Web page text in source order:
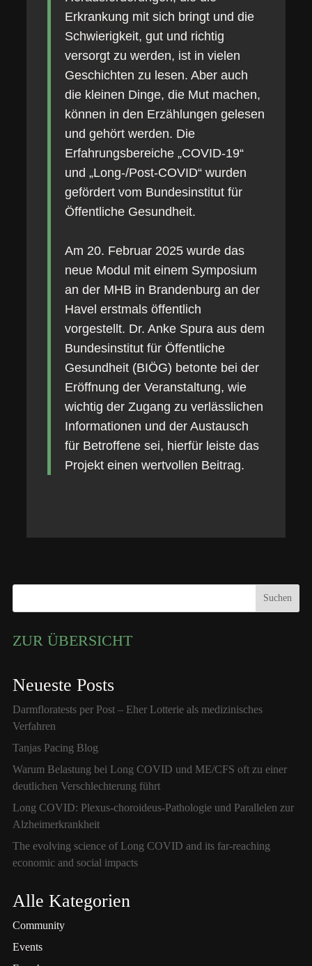
Erkrankung mit sich bringt und die
Schwierigkeit, gut und richtig
versorgt zu werden, ist in vielen
Geschichten zu lesen. Aber auch
die kleinen Dinge, die Mut machen,
können in den Erzählungen gelesen
und gehört werden. Die
Erfahrungsbereiche „COVID-19“
und „Long-/Post-COVID“ wurden
gefördert vom Bundesinstitut für
Öffentliche Gesundheit.
Am 20. Februar 2025 wurde das
neue Modul mit einem Symposium
an der MHB in Brandenburg an der
Havel erstmals öffentlich
vorgestellt. Dr. Anke Spura aus dem
Bundesinstitut für Öffentliche
Gesundheit (BIÖG) betonte bei der
Eröffnung der Veranstaltung, wie
wichtig der Zugang zu verlässlichen
Informationen und der Austausch
für Betroffene sei, hierfür leiste das
Projekt einen wertvollen Beitrag.
Suchen
ZUR ÜBERSICHT
Neueste Posts
Darmfloratests per Post – Eher Lotterie als medizinisches
Verfahren
Tanjas Pacing Blog
Warum Belastung bei Long COVID und ME/CFS oft zu einer
deutlichen Verschlechterung führt
Long COVID: Plexus-choroideus-Pathologie und Parallelen zur
Alzheimerkrankheit
The evolving science of Long COVID and its far-reaching
economic and social impacts
Alle Kategorien
Community
Events